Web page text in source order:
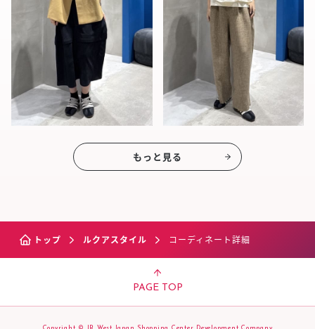
もっと見る
トップ ルクアスタイル コーディネート詳細
PAGE TOP